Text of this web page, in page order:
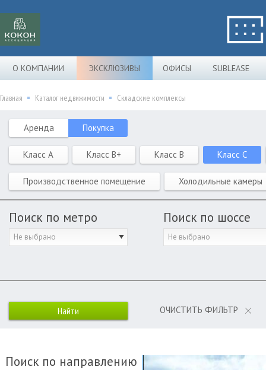
О КОМПАНИИ ЭКСКЛЮЗИВЫ ОФИСЫ SUBLEASE
Главная Каталог недвижимости Складские комплексы
Аренда Покупка
Класс A Класс B+ Класс B Класс C
Производственное помещение Холодильные камеры
Поиск по метро
Не выбрано
Поиск по шоссе
Не выбрано
ОЧИСТИТЬ ФИЛЬТР
Поиск по направлению